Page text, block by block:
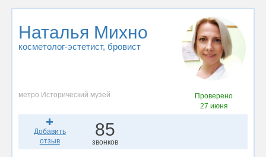
Наталья Михно
косметолог-эстетист, бровист
метро Исторический музей
Проверено
27 июня
Добавить
отзыв
85
звонков